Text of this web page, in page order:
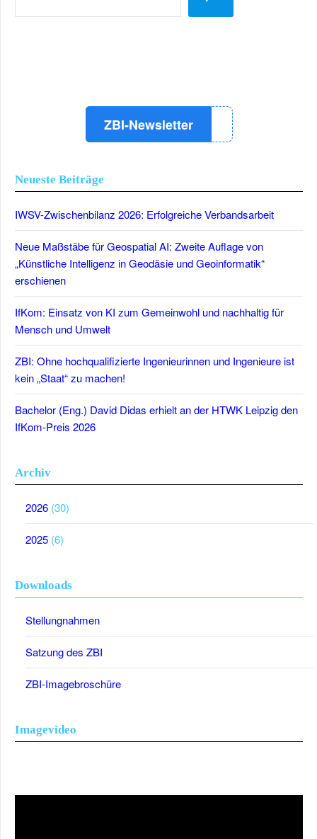
ZBI-Newsletter
Neueste Beiträge
IWSV-Zwischenbilanz 2026: Erfolgreiche Verbandsarbeit
Neue Maßstäbe für Geospatial AI: Zweite Auflage von
„Künstliche Intelligenz in Geodäsie und Geoinformatik“
erschienen
IfKom: Einsatz von KI zum Gemeinwohl und nachhaltig für
Mensch und Umwelt
ZBI: Ohne hochqualifizierte Ingenieurinnen und Ingenieure ist
kein „Staat“ zu machen!
Bachelor (Eng.) David Didas erhielt an der HTWK Leipzig den
IfKom-Preis 2026
Archiv
2026 (30)
2025 (6)
Downloads
Stellungnahmen
Satzung des ZBI
ZBI-Imagebroschüre
Imagevideo